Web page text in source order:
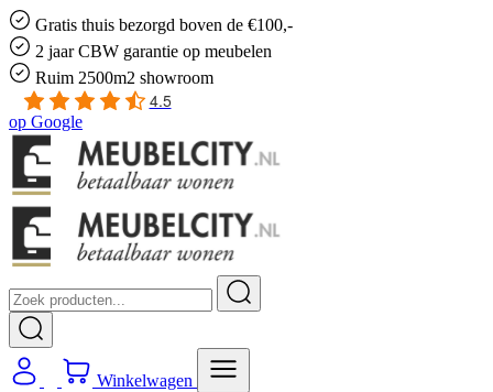
Gratis thuis bezorgd boven de €100,-
2 jaar CBW garantie op meubelen
Ruim 2500m2 showroom
4.5
op Google
Winkelwagen